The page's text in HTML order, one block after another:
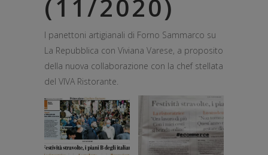
(11/2020)
I panettoni artigianali di Forno Sammarco su
La Repubblica con Viviana Varese, a proposito
della nuova collaborazione con la chef stellata
del VIVA Ristorante.